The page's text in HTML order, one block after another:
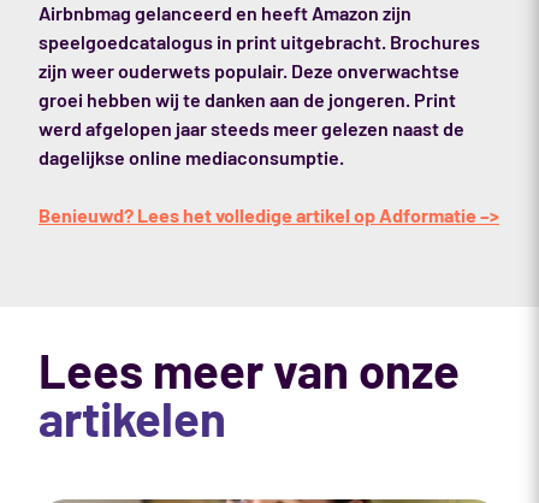
Airbnbmag gelanceerd en heeft Amazon zijn
speelgoedcatalogus in print uitgebracht. Brochures
zijn weer ouderwets populair. Deze onverwachtse
groei hebben wij te danken aan de jongeren. Print
werd afgelopen jaar steeds meer gelezen naast de
dagelijkse online mediaconsumptie.
Benieuwd? Lees het volledige artikel op Adformatie –>
Lees meer van onze
artikelen